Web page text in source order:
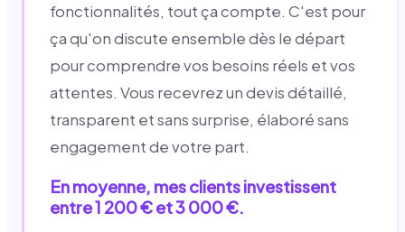
fonctionnalités, tout ça compte. C'est pour
ça qu'on discute ensemble dès le départ
pour comprendre vos besoins réels et vos
attentes. Vous recevrez un devis détaillé,
transparent et sans surprise, élaboré sans
engagement de votre part.
En moyenne, mes clients investissent
entre 1 200 € et 3 000 €.